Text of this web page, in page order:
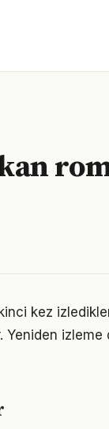
kez
izleme